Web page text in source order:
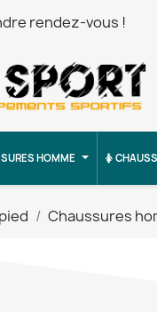
rendez-vous !
HOMME
Chaussures